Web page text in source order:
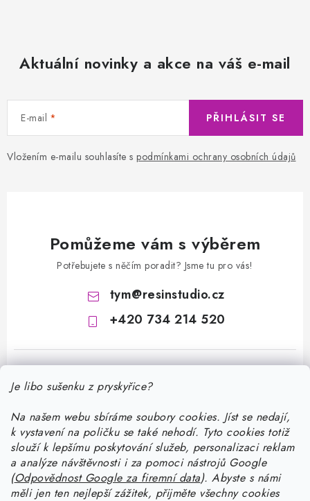
Je libo sušenku z pryskyřice?
Na našem webu sbíráme soubory cookies. Jíst se nedají,
k vystavení na poličku se také nehodí. Tyto cookies totiž
slouží k lepšímu poskytování služeb, personalizaci reklam
a analýze návštěvnosti i za pomoci nástrojů Google
(Odpovědnost Google za firemní data). Abyste s námi
měli jen ten nejlepší zážitek, přijměte všechny cookies
Aktuální novinky a akce na váš e-mail
E-mail
Vložením e-mailu souhlasíte s podmínkami ochrany osobních údajů
PŘIHLÁSIT SE
Pomůžeme vám s výběrem
Potřebujete s něčím poradit? Jsme tu pro vás!
tym@resinstudio.cz
+420 734 214 520
Informace pro vás